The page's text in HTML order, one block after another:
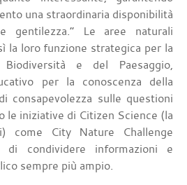
una straordinaria disponibilità
gentilezza.” Le aree naturali
la loro funzione strategica per la
Biodiversità e del Paesaggio,
per la conoscenza della
consapevolezza sulle questioni
le iniziative di Citizen Science (la
come City Nature Challenge
di condividere informazioni e
sempre più ampio.